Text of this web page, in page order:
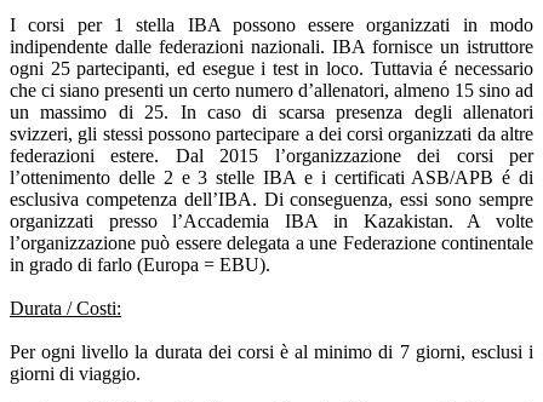
I corsi per 1 stella IBA possono essere organizzati in modo
indipendente dalle federazioni nazionali. IBA fornisce un istruttore
ogni 25 partecipanti, ed esegue i test in loco. Tuttavia é necessario
che ci siano presenti un certo numero d’allenatori, almeno 15 sino ad
un massimo di 25. In caso di scarsa presenza degli allenatori
svizzeri, gli stessi possono partecipare a dei corsi organizzati da altre
federazioni estere. Dal 2015 l’organizzazione dei corsi per
l’ottenimento delle 2 e 3 stelle IBA e i certificati ASB/APB é di
esclusiva competenza dell’IBA. Di conseguenza, essi sono sempre
organizzati presso l’Accademia IBA in Kazakistan. A volte
l’organizzazione può essere delegata a une Federazione continentale
in grado di farlo (Europa = EBU).
Durata / Costi:
Per ogni livello la durata dei corsi è al minimo di 7 giorni, esclusi i
giorni di viaggio.